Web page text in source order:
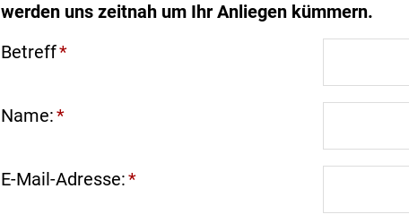
werden uns zeitnah um Ihr Anliegen kümmern.
Betreff*
Name:*
E-Mail-Adresse:*